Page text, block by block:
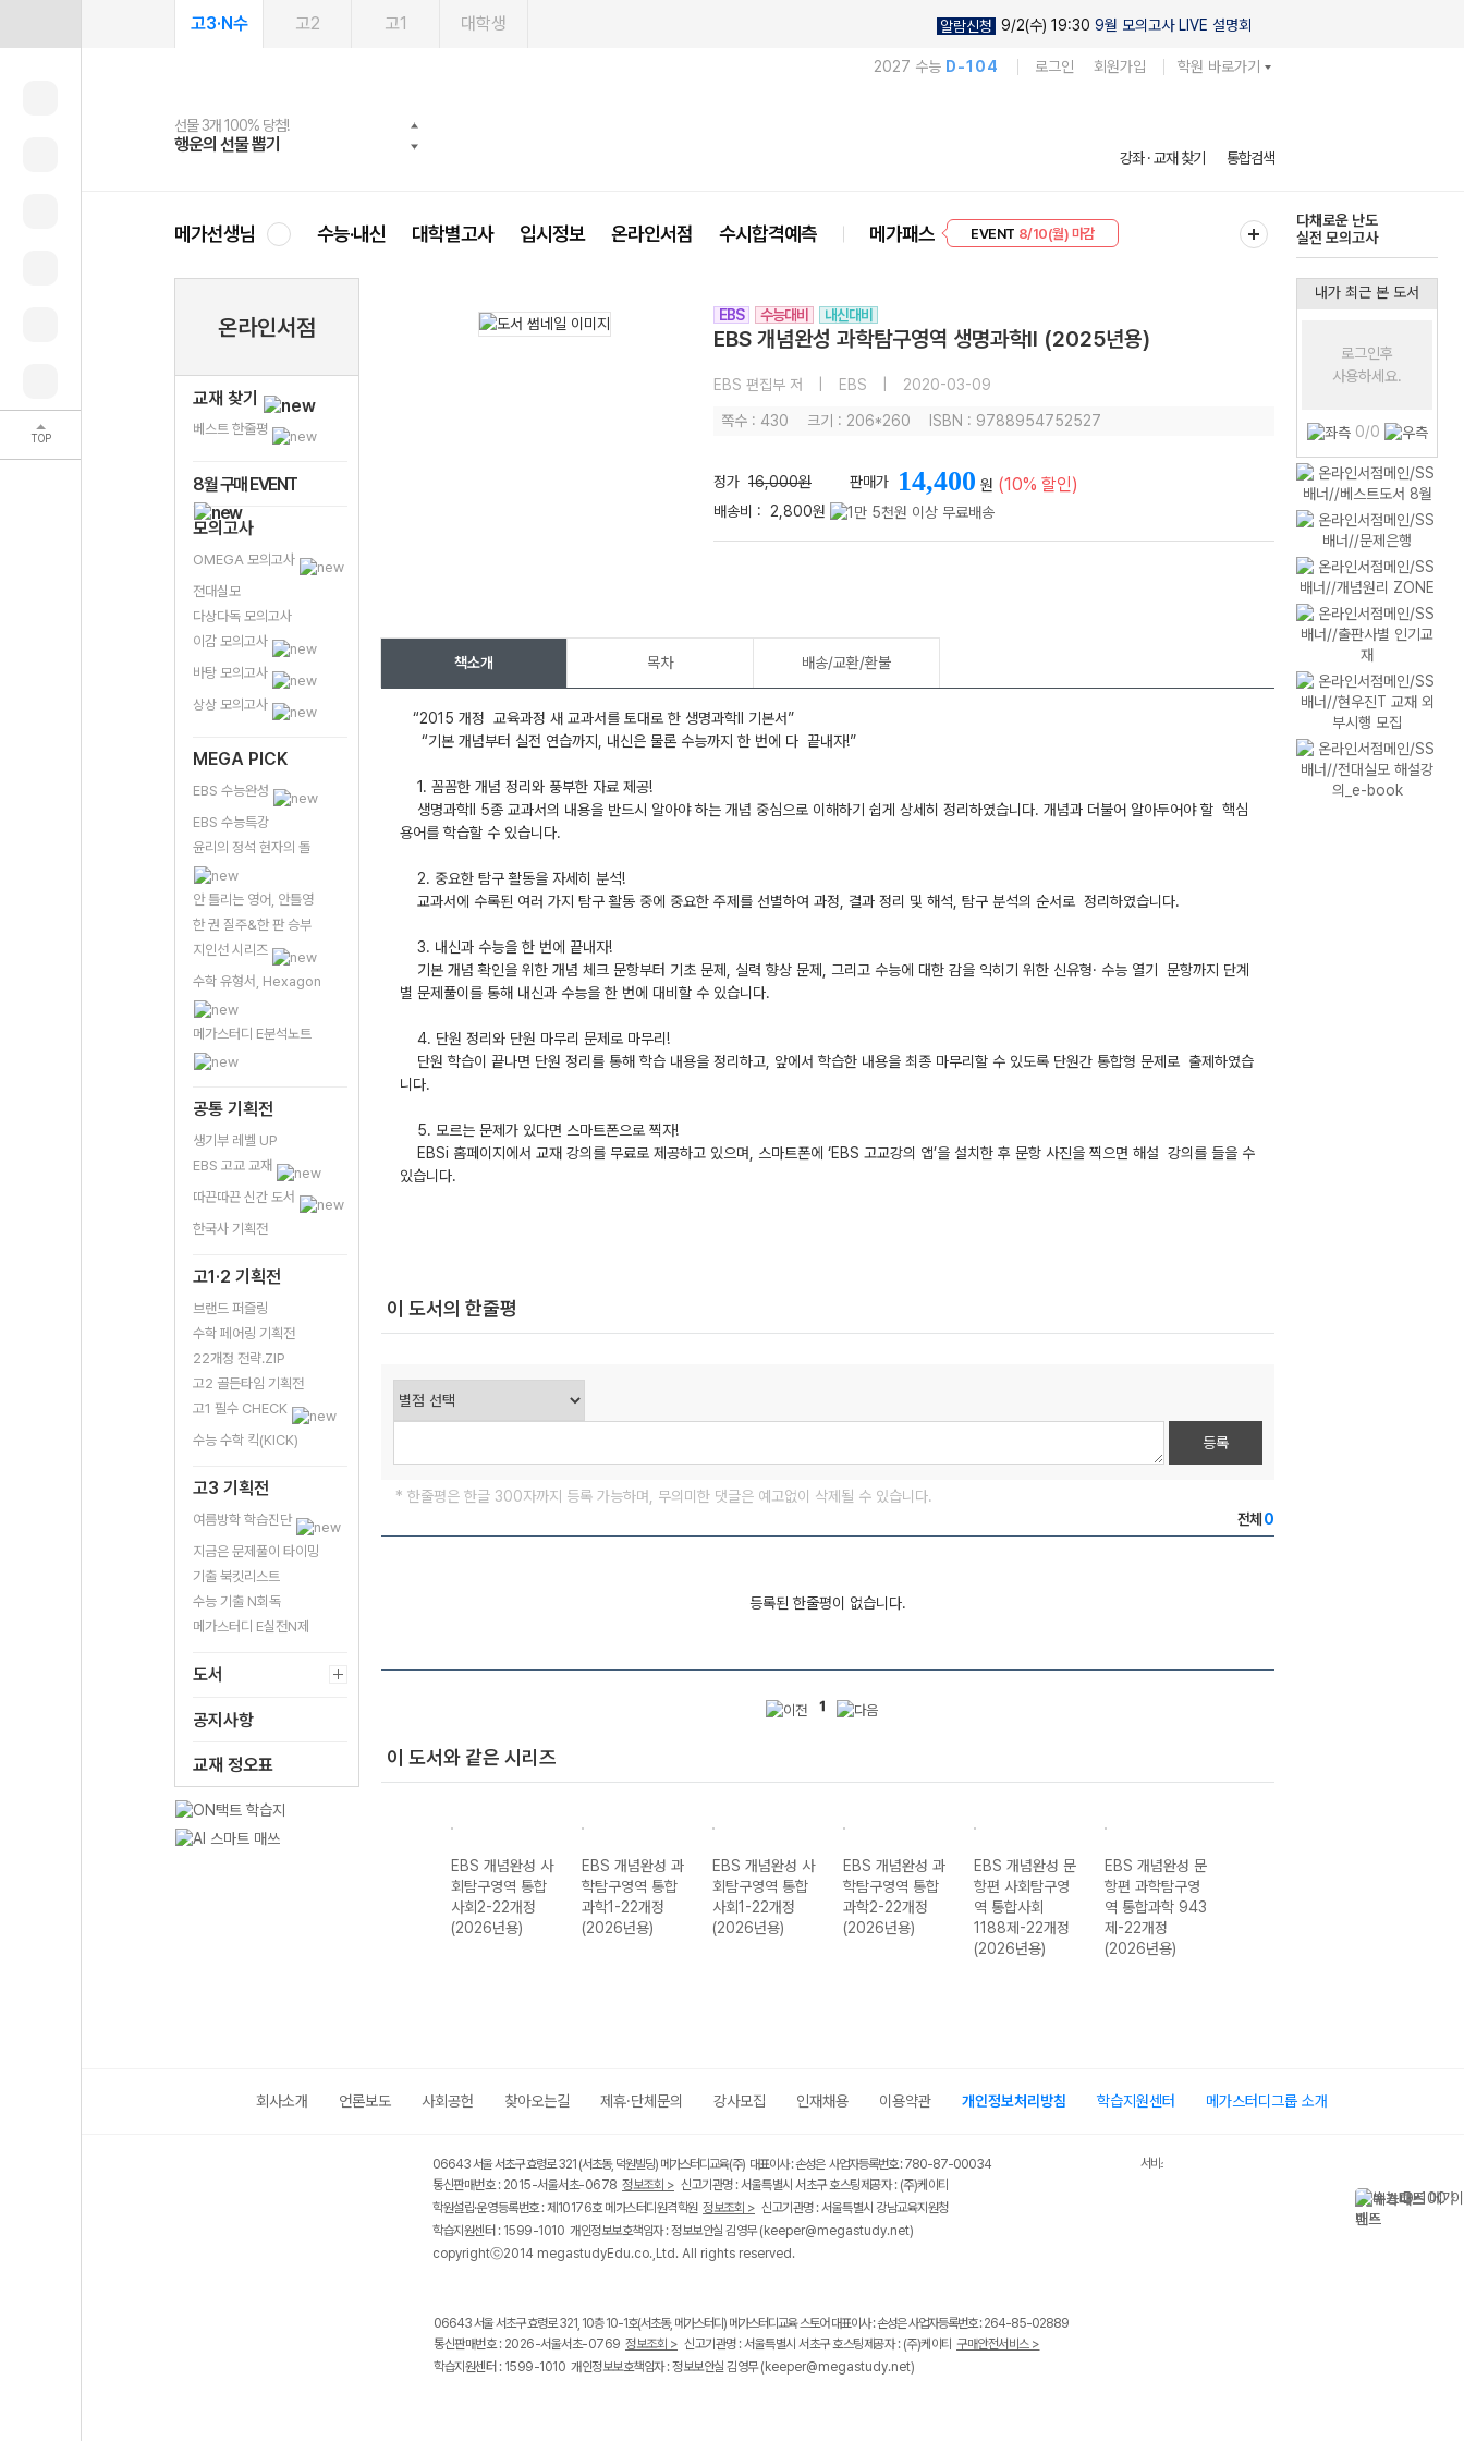
TOP
고3·N수 고2 고1 대학생 알람신청 9/2(수) 19:30 9월 모의고사 LIVE 설명회
2027 수능 D-104 로그인 회원가입 학원 바로가기
메가스터디
선물 3개 100% 당첨!
행운의 선물 뽑기
선물 100% 증정!
메가스터디 X 올리브
여름방학 스터디 캐시백
메가런 썸머스쿨
2027 러셀 단과
강사 공개선발
스마트러닝앱
설문 EVENT
메가패스
3일 무료 체험권
메가패스 수강생 무료혜택!
메가클럽 멤버십
사회공헌 캠페인
희망이룸 메가나눔
강좌 · 교재 찾기 통합검색
메가선생님 수능·내신 대학별고사 입시정보 온라인서점 수시합격예측 메가패스
EVENT 8/10(월) 마감
다채로운 난도
실전 모의고사
온라인서점
교재 찾기
베스트 한줄평
8월 구매 EVENT
모의고사
OMEGA 모의고사
전대실모
다상다독 모의고사
이감 모의고사
바탕 모의고사
상상 모의고사
MEGA PICK
EBS 수능완성
EBS 수능특강
윤리의 정석 현자의 돌
안 틀리는 영어, 안틀영
한 권 질주&한 판 승부
지인선 시리즈
수학 유형서, Hexagon
메가스터디 E분석노트
공통 기획전
생기부 레벨 UP
EBS 고교 교재
따끈따끈 신간 도서
한국사 기획전
고1·2 기획전
브랜드 퍼즐링
수학 페어링 기획전
22개정 전략.ZIP
고2 골든타임 기획전
고1 필수 CHECK
수능 수학 킥(KICK)
고3 기획전
여름방학 학습진단
지금은 문제풀이 타이밍
기출 북킷리스트
수능 기출 N회독
메가스터디 E실전N제
도서
공지사항
교재 정오표
EBS 수능대비 내신대비
EBS 개념완성 과학탐구영역 생명과학II (2025년용)
EBS 편집부 저 EBS 2020-03-09
쪽수 : 430 크기 : 206*260 ISBN : 9788954752527
정가 16,000원 판매가 14,400 원 (10% 할인)
배송비 : 2,800원
책소개 목차 배송/교환/환불
“2015 개정 교육과정 새 교과서를 토대로 한 생명과학Ⅱ 기본서”
“기본 개념부터 실전 연습까지, 내신은 물론 수능까지 한 번에 다 끝내자!”
1. 꼼꼼한 개념 정리와 풍부한 자료 제공!
생명과학Ⅱ 5종 교과서의 내용을 반드시 알아야 하는 개념 중심으로 이해하기 쉽게 상세히 정리하였습니다. 개념과 더불어 알아두어야 할 핵심
용어를 학습할 수 있습니다.
2. 중요한 탐구 활동을 자세히 분석!
교과서에 수록된 여러 가지 탐구 활동 중에 중요한 주제를 선별하여 과정, 결과 정리 및 해석, 탐구 분석의 순서로 정리하였습니다.
3. 내신과 수능을 한 번에 끝내자!
기본 개념 확인을 위한 개념 체크 문항부터 기초 문제, 실력 향상 문제, 그리고 수능에 대한 감을 익히기 위한 신유형· 수능 열기 문항까지 단계
별 문제풀이를 통해 내신과 수능을 한 번에 대비할 수 있습니다.
4. 단원 정리와 단원 마무리 문제로 마무리!
단원 학습이 끝나면 단원 정리를 통해 학습 내용을 정리하고, 앞에서 학습한 내용을 최종 마무리할 수 있도록 단원간 통합형 문제로 출제하였습
니다.
5. 모르는 문제가 있다면 스마트폰으로 찍자!
EBSi 홈페이지에서 교재 강의를 무료로 제공하고 있으며, 스마트폰에 ‘EBS 고교강의 앱’을 설치한 후 문항 사진을 찍으면 해설 강의를 들을 수
있습니다.
이 도서의 한줄평
등록
* 한줄평은 한글 300자까지 등록 가능하며, 무의미한 댓글은 예고없이 삭제될 수 있습니다.
전체 0
등록된 한줄평이 없습니다.
1
이 도서와 같은 시리즈
EBS 개념완성 사
회탐구영역 통합
사회2-22개정
(2026년용)
EBS 개념완성 과
학탐구영역 통합
과학1-22개정
(2026년용)
EBS 개념완성 사
회탐구영역 통합
사회1-22개정
(2026년용)
EBS 개념완성 과
학탐구영역 통합
과학2-22개정
(2026년용)
EBS 개념완성 문
항편 사회탐구영
역 통합사회
1188제-22개정
(2026년용)
EBS 개념완성 문
항편 과학탐구영
역 통합과학 943
제-22개정
(2026년용)
내가 최근 본 도서
로그인후
사용하세요.
0/0
회사소개 언론보도 사회공헌 찾아오는길 제휴·단체문의 강사모집 인재채용 이용약관 개인정보처리방침 학습지원센터 메가스터디그룹 소개
06643 서울 서초구 효령로 321 (서초동, 덕원빌딩) 메가스터디교육(주) 대표이사 : 손성은 사업자등록번호 : 780-87-00034
통신판매번호 : 2015-서울서초-0678 정보조회 > 신고기관명 : 서울특별시 서초구 호스팅제공자 : (주)케이티
학원설립·운영등록번호 : 제10176호 메가스터디원격학원 정보조회 > 신고기관명 : 서울특별시 강남교육지원청
학습지원센터 : 1599-1010 개인정보보호책임자 : 정보보안실 김영무(keeper@megastudy.net)
copyrightⓒ2014 megastudyEdu.co.,Ltd. All rights reserved.
서비스 가입사실 확인
06643 서울 서초구 효령로 321, 10층 10-1호(서초동, 메가스터디) 메가스터디교육 스토어 대표이사 : 손성은 사업자등록번호 : 264-85-02889
통신판매번호 : 2026-서울서초-0769 정보조회 > 신고기관명 : 서울특별시 서초구 호스팅제공자 : (주)케이티 구매안전서비스 >
학습지원센터 : 1599-1010 개인정보보호책임자 : 정보보안실 김영무(keeper@megastudy.net)